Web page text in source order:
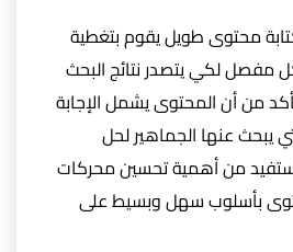
محتوى طويل يقوم بتغطية
لكي يتصدر نتائج البحث
من أن المحتوى يشمل الإجابة
يبحث عنها الجماهير لحل
من أهمية تحسين محركات
بأسلوب سهل وبسيط على